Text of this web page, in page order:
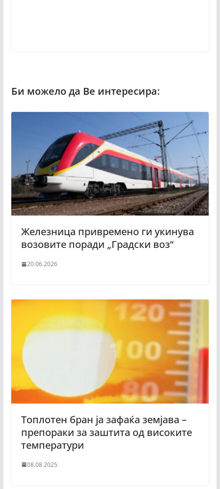
Железница привремено ги укинува
возовите поради „Градски воз“
20.06.2026
Топлотен бран ја зафаќа земјава –
препораки за заштита од високите
температури
08.08.2025